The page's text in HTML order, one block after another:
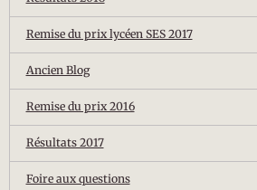
Remise du prix lycéen SES 2017
Ancien Blog
Remise du prix 2016
Résultats 2017
Foire aux questions